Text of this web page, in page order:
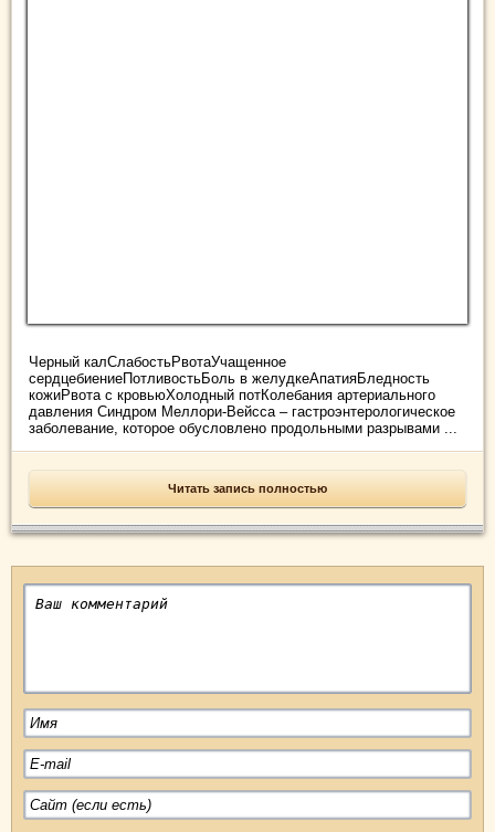
Черный калСлабостьРвотаУчащенное
сердцебиениеПотливостьБоль в желудкеАпатияБледность
кожиРвота с кровьюХолодный потКолебания артериального
давления Синдром Меллори-Вейсса – гастроэнтерологическое
заболевание, которое обусловлено продольными разрывами ...
Читать запись полностью